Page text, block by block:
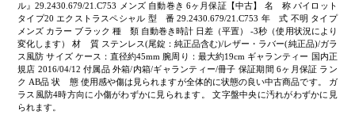
ル』29.2430.679/21.C753 メンズ 自動巻き 6ヶ月保証【中古】 名 称 パイロット
タイプ20 エクストラスペシャル 型 番 29.2430.679/21.C753 年 式 不明 タイプ
メンズ カラー ブラック 種 類 自動巻き時計 日差（平置） -3秒（使用状況により
変化します） 材 質 ステンレス(尾錠：純正品含む)/レザー・ラバー(純正品)/ガラ
ス風防 サイズ ケース：直径約45mm 腕周り：最大約19cm ギャランティー 国内正
規店 2016/04/12 付属品 外箱/内箱/ギャランティー/冊子 保証期間 6ヶ月保証 ラン
ク AB品 状 態 使用感や傷は見られますが全体的に状態の良い中古商品です。 ガ
ラス風防4時方向に小傷がわずかに見られます。 文字盤中央に汚れがわずかに見
られます。